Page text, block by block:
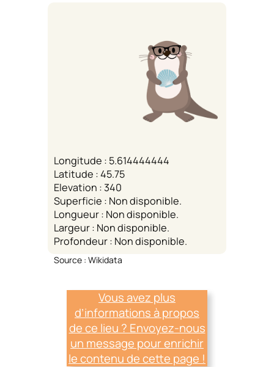
Longitude : 5.614444444
Latitude : 45.75
Elevation : 340
Superficie : Non disponible.
Longueur : Non disponible.
Largeur : Non disponible.
Profondeur : Non disponible.
Source : Wikidata
Vous avez plus
d’informations à propos
de ce lieu ? Envoyez-nous
un message pour enrichir
le contenu de cette page !